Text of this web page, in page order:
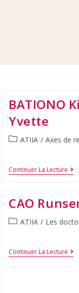
BATIONO
Yvette
ATIIA / Axes de
Continuer La Lecture
CAO
ATIIA / Les
Continuer La Lecture